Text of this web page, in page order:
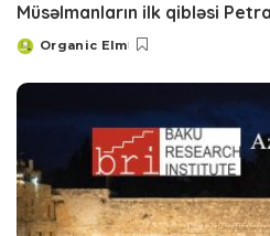
Müsəlmanların ilk qibləsi
Posted
Organic Elm